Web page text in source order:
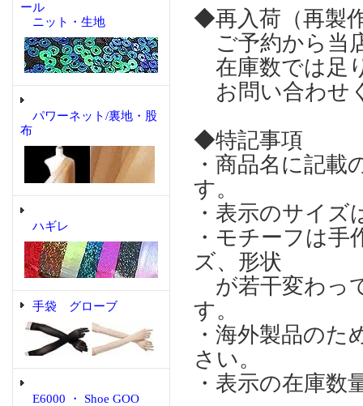
ール
ニット・生地
パワーネット/裏地・股
布
ハギレ
手袋 グローブ
E6000 ・ Shoe GOO
◆再入荷（再
ご予約から当
在庫数では足
お問い合わせ
◆特記事項
・商品名に記
す。
・表示のサイ
・モチーフは
ズ、形状
が若干変わっ
す。
・海外製品の
さい。
・表示の在庫